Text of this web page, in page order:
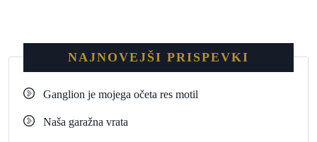
NAJNOVEJŠI PRISPEVKI
Ganglion je mojega očeta res motil
Naša garažna vrata